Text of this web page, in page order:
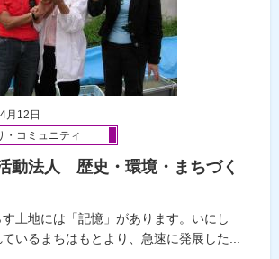
月12日
・コミュニティ
動法人 歴史・環境・まちづく
土地には「記憶」があります。いにし
いるまちはもとより、急速に発展した...